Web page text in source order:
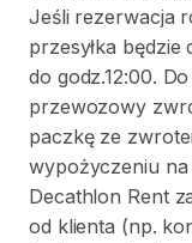
Jeśli rezerwacja
przesyłka
do godz.12:00.
przewozowy
paczkę ze
wypożyczeniu
Decathlon Rent
od klienta (np.